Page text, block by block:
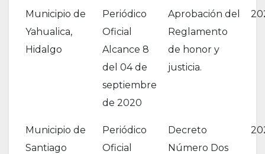
Municipio de
Yahualica,
Hidalgo
Periódico
Oficial
Alcance 8
del 04 de
septiembre
de 2020
Aprobación del
Reglamento
de honor y
justicia.
Municipio de
Santiago
Periódico
Oficial
Decreto
Número Dos